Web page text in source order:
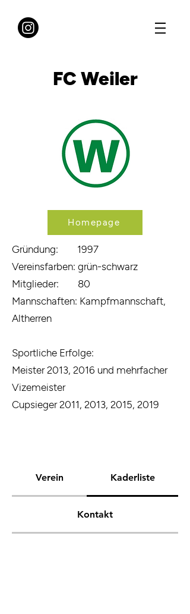
FC Weiler
Homepage
Gründung: 1997
Vereinsfarben: grün-schwarz
Mitglieder: 80
Mannschaften: Kampfmannschaft,
Altherren
Sportliche Erfolge:
Meister 2013, 2016 und mehrfacher
Vizemeister
Cupsieger 2011, 2013, 2015, 2019
Verein Kaderliste
Kontakt